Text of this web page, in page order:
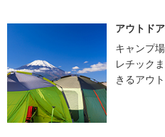
アウトド
キャンプ
レチック
きるアウ